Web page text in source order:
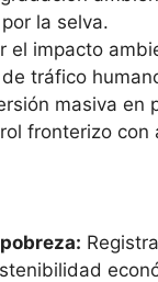
la selva.
el impacto
tráfico
masiva en
fronterizo